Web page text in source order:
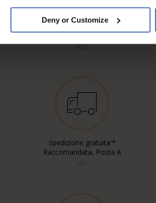
Deny or Customize
Fattura & Pagamento a rate
fino a 5000.-
info
Spedizione gratuita'*
Raccomandata, Posta A